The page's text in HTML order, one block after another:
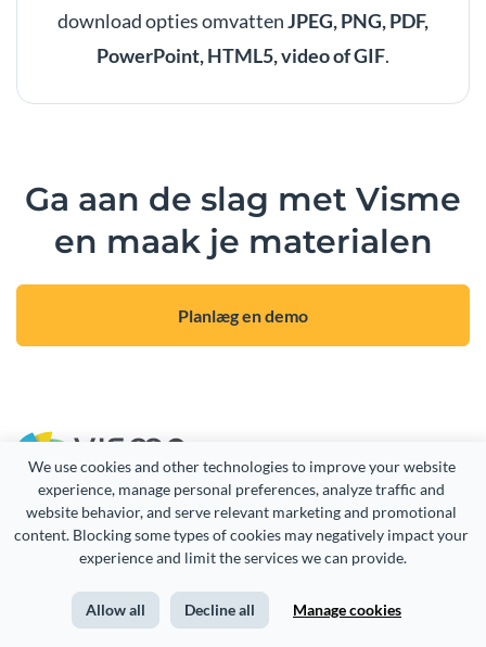
We use cookies and other technologies to improve your website
experience, manage personal preferences, analyze traffic and
website behavior, and serve relevant marketing and promotional
content. Blocking some types of cookies may negatively impact your
experience and limit the services we can provide.
Allow all Decline all Manage cookies
download opties omvattenJPEG, PNG, PDF,
PowerPoint, HTML5, video of GIF.
Ga aan de slag met Visme
en maak je materialen
Planlæg en demo
CREATE
Infographics
USE CASES
Sales